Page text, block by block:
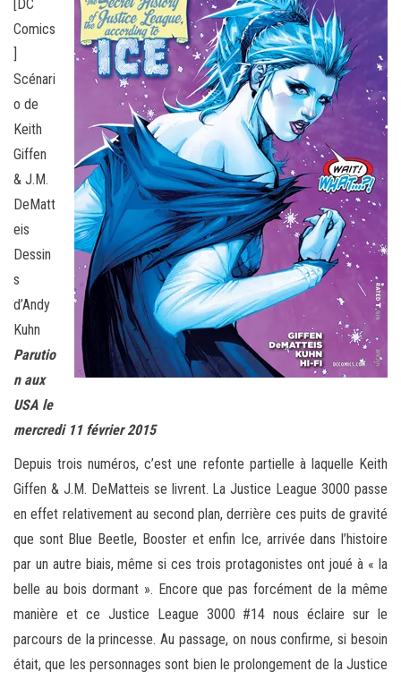
[DC
Comics
]
Scénari
o de
Keith
Giffen
& J.M.
DeMatt
eis
Dessin
s
d’Andy
Kuhn
Parutio
n aux
USA le
mercredi 11 février 2015
Depuis trois numéros, c’est une refonte partielle à laquelle Keith
Giffen & J.M. DeMatteis se livrent. La Justice League 3000 passe
en effet relativement au second plan, derrière ces puits de gravité
que sont Blue Beetle, Booster et enfin Ice, arrivée dans l’histoire
par un autre biais, même si ces trois protagonistes ont joué à « la
belle au bois dormant ». Encore que pas forcément de la même
manière et ce Justice League 3000 #14 nous éclaire sur le
parcours de la princesse. Au passage, on nous confirme, si besoin
était, que les personnages sont bien le prolongement de la Justice